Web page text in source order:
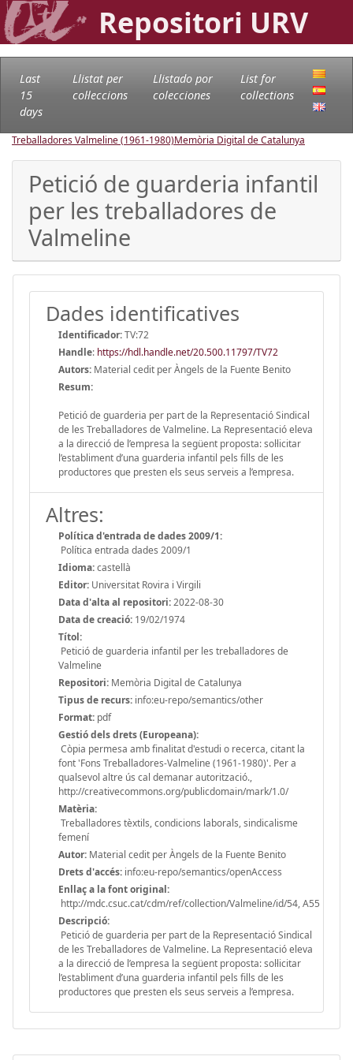
Repositori URV
Last
15
days
Llistat per
col·leccions
Llistado por
colecciones
List for
collections
Treballadores Valmeline (1961-1980)Memòria Digital de Catalunya
Petició de guarderia infantil
per les treballadores de
Valmeline
Dades identificatives
Identificador:TV:72
Handle: https://hdl.handle.net/20.500.11797/TV72
Autors: Material cedit per Àngels de la Fuente Benito
Resum:
Petició de guarderia per part de la Representació Sindical
de les Treballadores de Valmeline. La Representació eleva
a la direcció de l’empresa la següent proposta: sol·licitar
l’establiment d’una guarderia infantil pels fills de les
productores que presten els seus serveis a l’empresa.
Altres:
Política d'entrada de dades 2009/1:
Política entrada dades 2009/1
Idioma:castellà
Editor: Universitat Rovira i Virgili
Data d'alta al repositori:2022-08-30
Data de creació: 19/02/1974
Títol:
Petició de guarderia infantil per les treballadores de
Valmeline
Repositori: Memòria Digital de Catalunya
Tipus de recurs: info:eu-repo/semantics/other
Format: pdf
Gestió dels drets (Europeana):
Còpia permesa amb finalitat d'estudi o recerca, citant la
font 'Fons Treballadores-Valmeline (1961-1980)'. Per a
qualsevol altre ús cal demanar autorització.,
http://creativecommons.org/publicdomain/mark/1.0/
Matèria:
Treballadores tèxtils, condicions laborals, sindicalisme
femení
Autor: Material cedit per Àngels de la Fuente Benito
Drets d'accés: info:eu-repo/semantics/openAccess
Enllaç a la font original:
http://mdc.csuc.cat/cdm/ref/collection/Valmeline/id/54, A55
Descripció:
Petició de guarderia per part de la Representació Sindical
de les Treballadores de Valmeline. La Representació eleva
a la direcció de l’empresa la següent proposta: sol·licitar
l’establiment d’una guarderia infantil pels fills de les
productores que presten els seus serveis a l’empresa.